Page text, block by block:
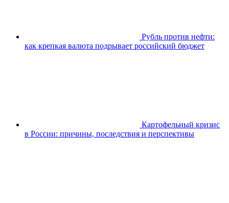
Рубль против нефти:
как крепкая валюта подрывает российский бюджет
Картофельный кризис
в России: причины, последствия и перспективы